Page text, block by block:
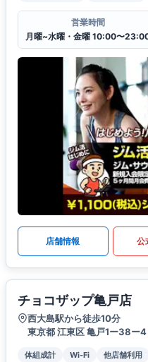
営業時間
月曜~水曜・金曜 10:00〜
店舗情報 公
チョコザップ亀戸店
西大島駅から徒歩10分
東京都 江東区 亀戸1ー38ー
体組成計 Wi-Fi 他店舗利用